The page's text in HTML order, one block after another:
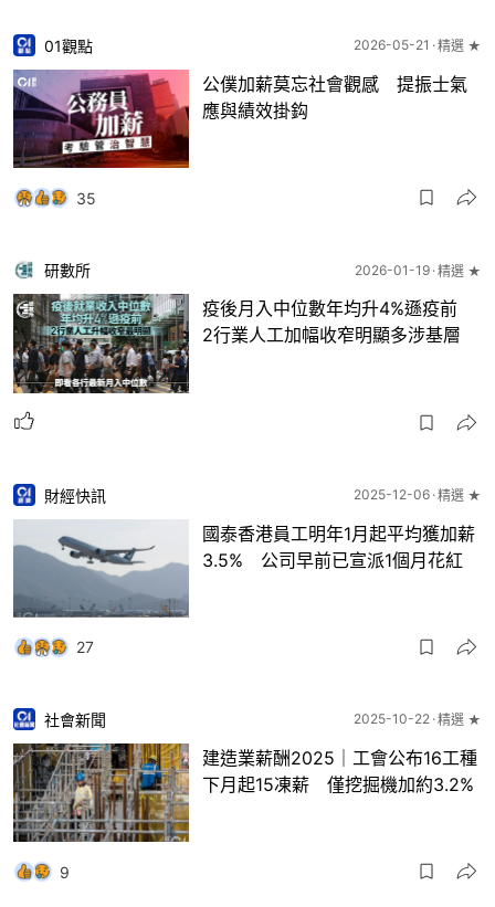
01觀點 2026-05-21 精選 ★
公僕加薪莫忘社會觀感 提振士氣
應與績效掛鈎
35
研數所 2026-01-19 精選 ★
疫後月入中位數年均升4%遜疫前
2行業人工加幅收窄明顯多涉基層
財經快訊 2025-12-06 精選 ★
國泰香港員工明年1月起平均獲加薪
3.5% 公司早前已宣派1個月花紅
27
社會新聞 2025-10-22 精選 ★
建造業薪酬2025｜工會公布16工種
下月起15凍薪 僅挖掘機加約3.2%
9